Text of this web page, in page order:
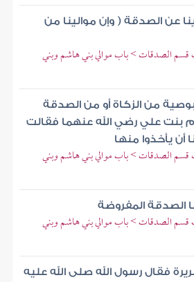
عن الصدقة ( وإن موالينا من
قسم الصدقات > باب موالي بني هاشم وبني
من الزكاة أو من الصدقة
بنت علي رضي الله عنهما فقالت
أن يأخذوا منها
قسم الصدقات > باب موالي بني هاشم وبني
الصدقة المفروضة
قسم الصدقات > باب موالي بني هاشم وبني
فقال رسول الله صلى الله عليه